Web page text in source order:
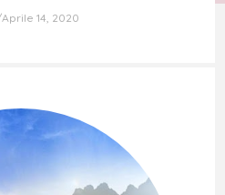
Aprile 14, 2020